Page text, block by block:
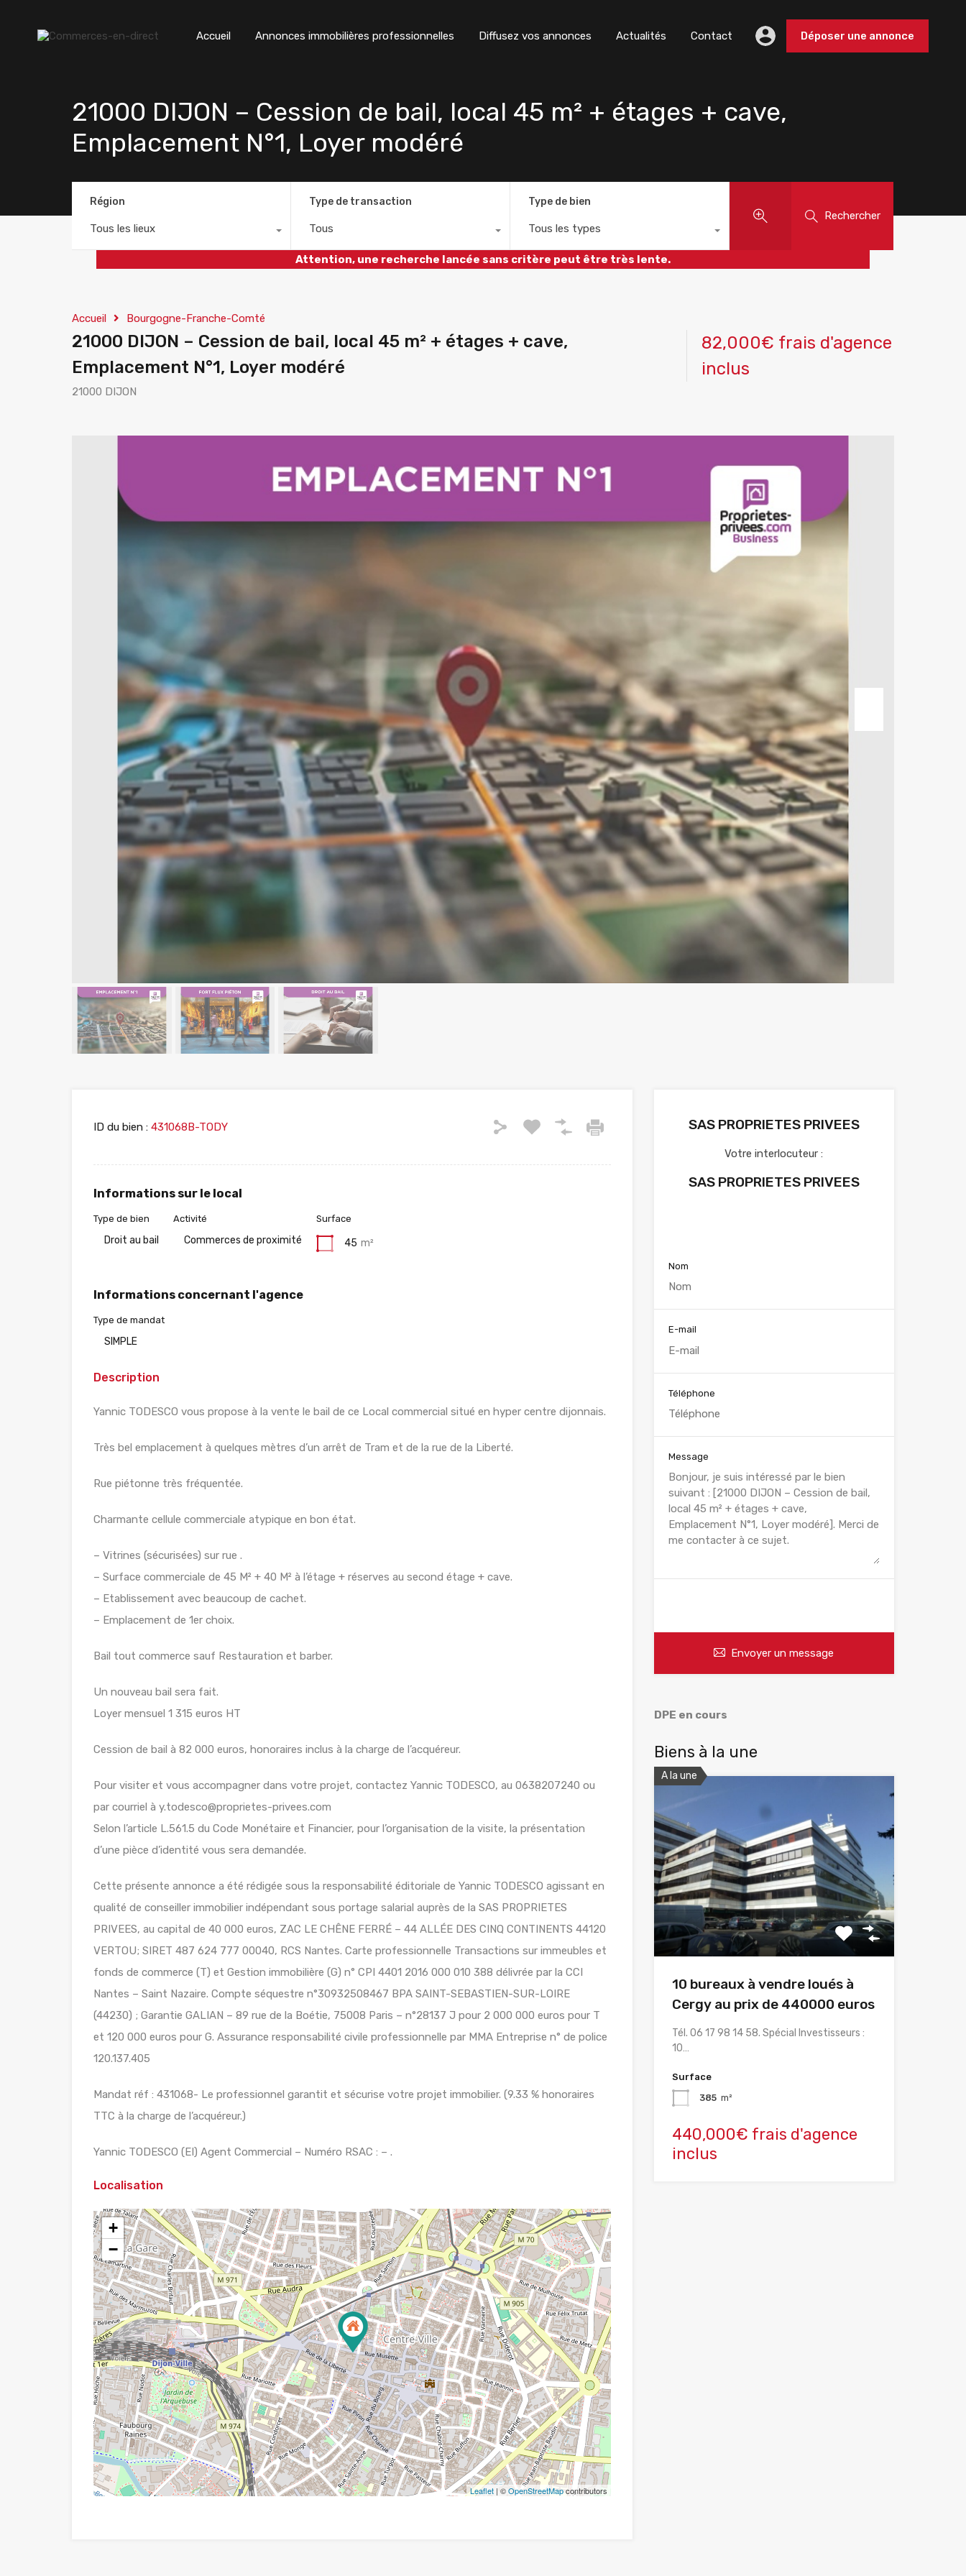
Accueil Annonces immobilières professionnelles Diffusez vos annonces Actualités Contact Déposer une annonce
21000 DIJON – Cession de bail, local 45 m² + étages + cave,
Emplacement N°1, Loyer modéré
Région
Tous les lieux
Type de transaction
Tous
Type de bien
Tous les types
Rechercher
Attention, une recherche lancée sans critère peut être très lente.
Accueil Bourgogne-Franche-Comté
21000 DIJON – Cession de bail, local 45 m² + étages + cave,
Emplacement N°1, Loyer modéré
21000 DIJON
82,000€ frais d'agence
inclus
ID du bien : 431068B-TODY
Informations sur le local
Type de bien
Droit au bail
Activité
Commerces de proximité
Surface
45 m²
Informations concernant l'agence
Type de mandat
SIMPLE
Description
Yannic TODESCO vous propose à la vente le bail de ce Local commercial situé en hyper centre dijonnais.
Très bel emplacement à quelques mètres d’un arrêt de Tram et de la rue de la Liberté.
Rue piétonne très fréquentée.
Charmante cellule commerciale atypique en bon état.
– Vitrines (sécurisées) sur rue .
– Surface commerciale de 45 M² + 40 M² à l’étage + réserves au second étage + cave.
– Etablissement avec beaucoup de cachet.
– Emplacement de 1er choix.
Bail tout commerce sauf Restauration et barber.
Un nouveau bail sera fait.
Loyer mensuel 1 315 euros HT
Cession de bail à 82 000 euros, honoraires inclus à la charge de l’acquéreur.
Pour visiter et vous accompagner dans votre projet, contactez Yannic TODESCO, au 0638207240 ou
par courriel à y.todesco@proprietes-privees.com
Selon l’article L.561.5 du Code Monétaire et Financier, pour l’organisation de la visite, la présentation
d’une pièce d’identité vous sera demandée.
Cette présente annonce a été rédigée sous la responsabilité éditoriale de Yannic TODESCO agissant en
qualité de conseiller immobilier indépendant sous portage salarial auprès de la SAS PROPRIETES
PRIVEES, au capital de 40 000 euros, ZAC LE CHÊNE FERRÉ – 44 ALLÉE DES CINQ CONTINENTS 44120
VERTOU; SIRET 487 624 777 00040, RCS Nantes. Carte professionnelle Transactions sur immeubles et
fonds de commerce (T) et Gestion immobilière (G) n° CPI 4401 2016 000 010 388 délivrée par la CCI
Nantes – Saint Nazaire. Compte séquestre n°30932508467 BPA SAINT-SEBASTIEN-SUR-LOIRE
(44230) ; Garantie GALIAN – 89 rue de la Boétie, 75008 Paris – n°28137 J pour 2 000 000 euros pour T
et 120 000 euros pour G. Assurance responsabilité civile professionnelle par MMA Entreprise n° de police
120.137.405
Mandat réf : 431068- Le professionnel garantit et sécurise votre projet immobilier. (9.33 % honoraires
TTC à la charge de l’acquéreur.)
Yannic TODESCO (EI) Agent Commercial – Numéro RSAC : – .
Localisation
+
−
Leaflet| ©OpenStreetMapcontributors
SAS PROPRIETES PRIVEES
Votre interlocuteur :
SAS PROPRIETES PRIVEES
Nom
E-mail
Téléphone
Message
Envoyer un message
DPE en cours
Biens à la une
A la une
10 bureaux à vendre loués à
Cergy au prix de 440000 euros
Tél. 06 17 98 14 58. Spécial Investisseurs :
10…
Surface
385 m²
440,000€ frais d'agence
inclus